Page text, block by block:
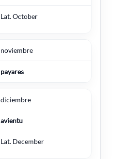
Lat. October
noviembre
payares
diciembre
avientu
Lat. December